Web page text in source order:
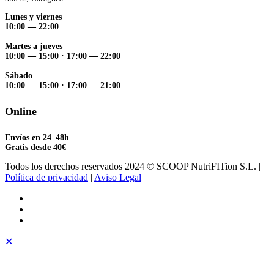
Lunes y viernes
10:00 — 22:00
Martes a jueves
10:00 — 15:00 · 17:00 — 22:00
Sábado
10:00 — 15:00 · 17:00 — 21:00
Online
Envíos en 24–48h
Gratis desde 40€
Todos los derechos reservados 2024 © SCOOP NutriFITion S.L. |
Política de privacidad | Aviso Legal
✕